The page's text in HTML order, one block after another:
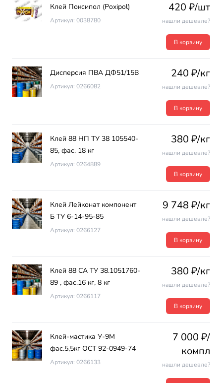
Клей Поксипол (Poxipol)
Артикул: 0038780
420 ₽/шт
нашли дешевле?
В корзину
Дисперсия ПВА ДФ51/15В
Артикул: 0266082
240 ₽/кг
нашли дешевле?
В корзину
Клей 88 НП ТУ 38 105540-
85, фас. 18 кг
Артикул: 0264889
380 ₽/кг
нашли дешевле?
В корзину
Клей Лейконат компонент
Б ТУ 6-14-95-85
Артикул: 0266127
9 748 ₽/кг
нашли дешевле?
В корзину
Клей 88 СА ТУ 38.1051760-
89 , фас.16 кг, 8 кг
Артикул: 0266117
380 ₽/кг
нашли дешевле?
В корзину
Клей-мастика У-9М
фас.5,5кг ОСТ 92-0949-74
Артикул: 0266133
7 000 ₽/
компл
нашли дешевле?